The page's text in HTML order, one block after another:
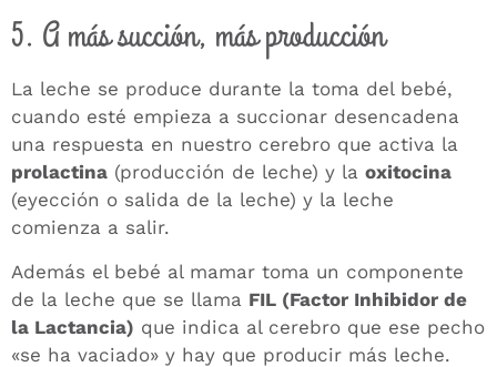
5. A más succión, más producción
La leche se produce durante la toma del bebé,
cuando esté empieza a succionar desencadena
una respuesta en nuestro cerebro que activa la
prolactina (producción de leche) y la oxitocina
(eyección o salida de la leche) y la leche
comienza a salir.
Además el bebé al mamar toma un componente
de la leche que se llama FIL (Factor Inhibidor de
la Lactancia) que indica al cerebro que ese pecho
«se ha vaciado» y hay que producir más leche.